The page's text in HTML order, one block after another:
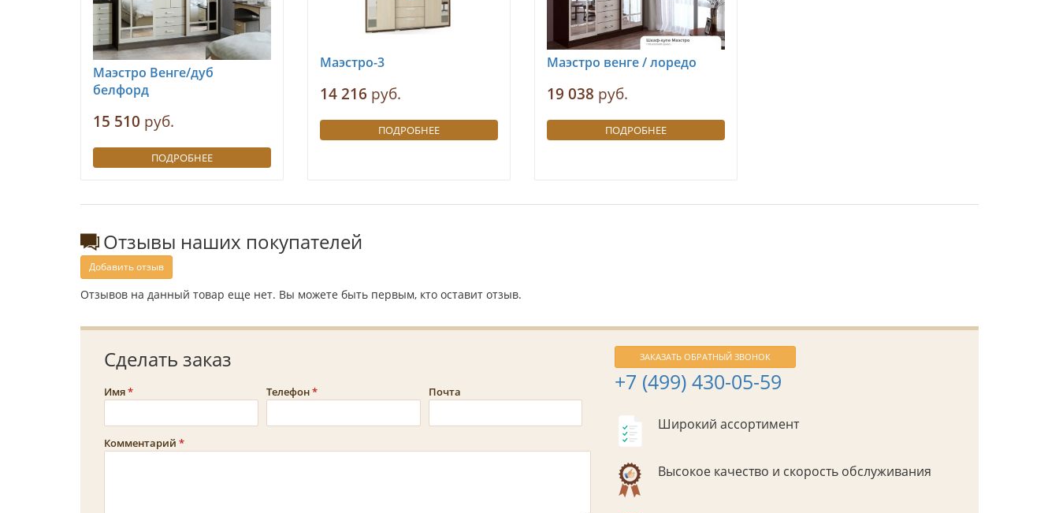
Маэстро Венге/дуб
белфорд
15 510 руб.
ПОДРОБНЕЕ
Маэстро-3
14 216 руб.
ПОДРОБНЕЕ
Маэстро венге / лоредо
19 038 руб.
ПОДРОБНЕЕ
Отзывы наших покупателей
Добавить отзыв
Отзывов на данный товар еще нет. Вы можете быть первым, кто оставит отзыв.
Сделать заказ
Имя Телефон Почта
Комментарий
ЗАКАЗАТЬ ОБРАТНЫЙ ЗВОНОК
+7 (499) 430-05-59
Широкий ассортимент
Высокое качество и скорость обслуживания